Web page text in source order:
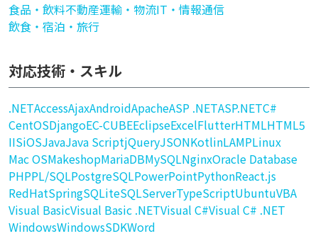
食品・飲料不動産運輸・物流IT・情報通信
飲食・宿泊・旅行
対応技術・スキル
.NETAccessAjaxAndroidApacheASP .NETASP.NETC#
CentOSDjangoEC-CUBEEclipseExcelFlutterHTMLHTML5
IISiOSJavaJava ScriptjQueryJSONKotlinLAMPLinux
Mac OSMakeshopMariaDBMySQLNginxOracle Database
PHPPL/SQLPostgreSQLPowerPointPythonReact.js
RedHatSpringSQLiteSQLServerTypeScriptUbuntuVBA
Visual BasicVisual Basic .NETVisual C#Visual C# .NET
WindowsWindowsSDKWord